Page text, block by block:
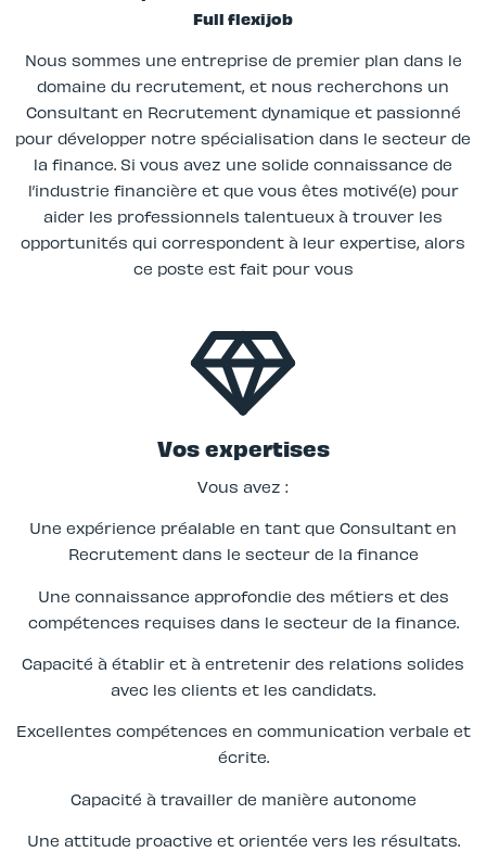
Full flexijob
Nous sommes une entreprise de premier plan dans le
domaine du recrutement, et nous recherchons un
Consultant en Recrutement dynamique et passionné
pour développer notre spécialisation dans le secteur de
la finance. Si vous avez une solide connaissance de
l’industrie financière et que vous êtes motivé(e) pour
aider les professionnels talentueux à trouver les
opportunités qui correspondent à leur expertise, alors
ce poste est fait pour vous
Vos expertises
Vous avez :
Une expérience préalable en tant que Consultant en
Recrutement dans le secteur de la finance
Une connaissance approfondie des métiers et des
compétences requises dans le secteur de la finance.
Capacité à établir et à entretenir des relations solides
avec les clients et les candidats.
Excellentes compétences en communication verbale et
écrite.
Capacité à travailler de manière autonome
Une attitude proactive et orientée vers les résultats.